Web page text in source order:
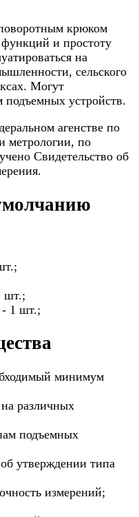
крюком
и простоту
на
сельского
Могут
устройств.
агенстве по
метрологии, по
Свидетельство об
шт.;
- 1 шт.;
минимум
различных
подъемных
утверждении типа
измерений;